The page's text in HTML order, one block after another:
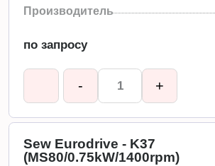
Производитель
по запросу
- +
Sew Eurodrive - K37
(MS80/0.75kW/1400rpm)